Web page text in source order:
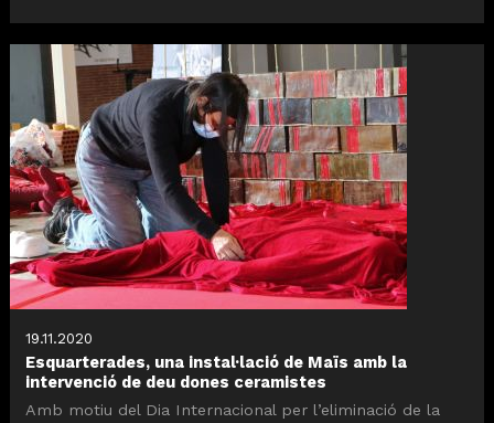
19.11.2020
Esquarterades, una instal·lació de Maïs amb la
intervenció de deu dones ceramistes
Amb motiu del Dia Internacional per l’eliminació de la